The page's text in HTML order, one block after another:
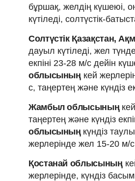
бұршақ, желдің күшеюі,
күтіледі, солтүстік-
Солтүстік Қазақстан,
дауыл күтіледі, жел
екпіні 23-28 м/с дейін
облысыныңкей
с, таңертең және күндіз
Жамбыл облысының
таңертең және күндіз
облысының күндіз
жерлерінде жел 15-20 м/
Қостанай облысының
жерлерінде, күндіз